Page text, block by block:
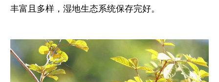
丰富且多样，湿地生态系统保存完好。